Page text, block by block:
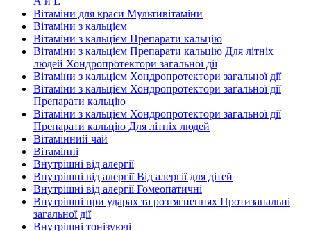
Вітаміни для краси Мультивітаміни
Вітаміни з кальцієм
Вітаміни з кальцієм Препарати кальцію
Вітаміни з кальцієм Препарати кальцію Для літніх
людей Хондропротектори загальної дії
Вітаміни з кальцієм Хондропротектори загальної дії
Вітаміни з кальцієм Хондропротектори загальної дії
Препарати кальцію
Вітаміни з кальцієм Хондропротектори загальної дії
Препарати кальцію Для літніх людей
Вітамінний чай
Вітамінні
Внутрішні від алергії
Внутрішні від алергії Від алергії для дітей
Внутрішні від алергії Гомеопатичні
Внутрішні при ударах та розтягненнях Протизапальні
загальної дії
Внутрішні тонізуючі